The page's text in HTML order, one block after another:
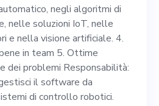
o in un
2. Esperienza
nello sviluppo
negli algoritmi di
nelle soluzioni IoT, nelle
e nella visione artificiale. 4.
in team 5. Ottime
dei problemi Responsabilità:
il software da
di controllo robotici.